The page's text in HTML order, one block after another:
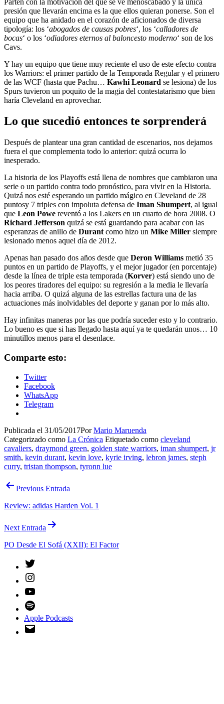
presión que llevarán encima es la que ellos quieran ponerse. Son el
equipo que ha anidado en el corazón de aficionados de diversa
tipología: los ‘abogados de causas pobres‘, los ‘calladores de
bocas‘ o los ‘odiadores eternos al baloncesto moderno‘ son de los
Cavs.
Y hay un equipo que tiene muy reciente el uso de este efecto contra
los Warriors: el primer partido de la Temporada Regular y el primero
de las WCF (hasta que Pachu… Kawhi Leonard se lesiona) de los
Spurs tuvieron un poquito de la magia del contestatarismo que bien
haría Cleveland en aprovechar.
Lo que sucedió entonces te sorprenderá
Después de plantear una gran cantidad de escenarios, nos dejamos
fuera el que complementa todo lo anterior: quizá ocurra lo
inesperado.
La historia de los Playoffs está llena de nombres que cambiaron una
serie o un partido contra todo pronóstico, para vivir en la Historia.
Quizá nos esté esperando un partido mágico en Cleveland de 28
puntosy 7 triples con impoluta defensa de Iman Shumpert, al igual
que Leon Powe reventó a los Lakers en un cuarto de hora 2008. O
Richard Jefferson quizá se está guardando para acabar con las
esperanzas de anillo de Durant como hizo un Mike Miller siempre
lesionado menos aquel día de 2012.
Apenas han pasado dos años desde que Deron Williams metió 35
puntos en un partido de Playoffs, y el mejor jugador (en porcentaje)
desde la línea de triple esta temporada (Korver) está siendo uno de
los peores tiradores del equipo: su regresión a la media le llevaría
hacia arriba. O quizá alguna de las estrellas factura una de las
actuaciones más inolvidables del deporte y ganan por lo más alto.
Hay infinitas maneras por las que podría suceder esto y lo contrario.
Lo bueno es que si has llegado hasta aquí ya te quedarán unos… 10
minutillos menos para el desenlace.
Comparte esto:
Twitter
Facebook
WhatsApp
Telegram
Publicada el 31/05/2017PorMario Maruenda
Categorizado como La Crónica Etiquetado como cleveland
cavaliers, draymond green, golden state warriors, iman shumpert, jr
smith, kevin durant, kevin love, kyrie irving, lebron james, steph
curry, tristan thompson, tyronn lue
Navegación
entradas
Previous Entrada
Review: adidas Harden Vol. 1
Next Entrada
PO Desde El Sofá (XXII): El Factor
Apple Podcasts